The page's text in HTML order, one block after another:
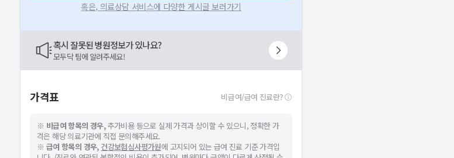
혹은, 의료상담 서비스에 다양한 게시글 보러가기
혹시 잘못된 병원정보가 있나요?
모두닥 팀에 알려주세요!
가격표 비급여/급여 진료란?
※ 비급여 항목의 경우,추가비용 등으로 실제 가격과 상이할 수 있으니, 정확한 가
격은 해당 의료기관에 직접 문의해주세요.
※ 급여 항목의 경우, 건강보험심사평가원에 고지되어 있는 급여 진료 기준 가격입